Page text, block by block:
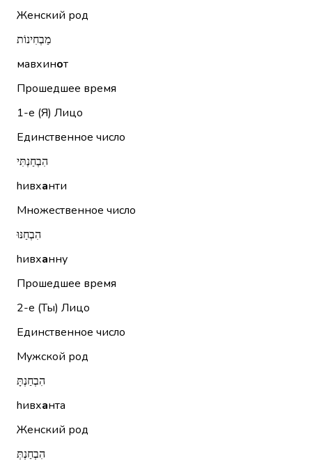
Женский род
מַבְחִינוֹת
мавхинот
Прошедшее время
1-е (Я) Лицо
Единственное число
הִבְחַנְתִּי
hивханти
Множественное число
הִבְחַנּוּ
hивханну
Прошедшее время
2-е (Ты) Лицо
Единственное число
Мужской род
הִבְחַנְתָּ
hивханта
Женский род
הִבְחַנְתְּ